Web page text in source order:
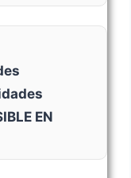
EN